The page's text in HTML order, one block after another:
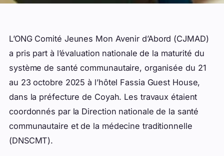
L’ONG Comité Jeunes Mon Avenir d’Abord (CJMAD)
a pris part à l’évaluation nationale de la maturité du
système de santé communautaire, organisée du 21
au 23 octobre 2025 à l’hôtel Fassia Guest House,
dans la préfecture de Coyah. Les travaux étaient
coordonnés par la Direction nationale de la santé
communautaire et de la médecine traditionnelle
(DNSCMT).